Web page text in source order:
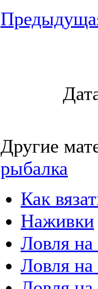
Другие
рыбалка
Как
Наживки
Ловля
Ловля